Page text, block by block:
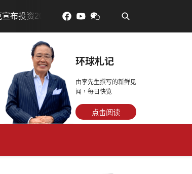
设AI芯片制造基地 • 吃對了更年輕：花青素
环球札记
由李先生撰写的新鲜见
闻，每日快览
点击阅读